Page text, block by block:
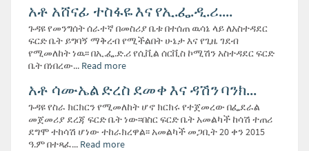
አቶ አሸናፊ ተስፋዬ እና የኢ.ፌ.ዲ.ሪ....
ጉዳዩ የመንግሰት ሰራተኛ በመስሪያ ቤቱ በተሰጠ ዉሳኔ ላይ ለአስተዳደር
ፍርድ ቤት ይግባኝ ማቅረብ የሚችልበት ሁኔታ እና የጊዜ ገደብ
የሚመለከት ነዉ፡፡ በኢ.ፌ.ድ.ሪ የሲቪል ሰርቪስ ኮሚሽን አስተዳደር ፍርድ
ቤት በነበረው... Read more
አቶ ሳሙኤል ድረስ ደመቀ እና ዳሽን ባንክ...
ጉዳዩ የስራ ክርክርን የሚመለከት ሆኖ ክርክሩ የተጀመረው በፌደራል
መጀመሪያ ደረጃ ፍርድ ቤት ነው፡፡በስር ፍርድ ቤት አመልካች ከሳሽ ተጠሪ
ደግሞ ተከሳሽ ሆነው ተከራክረዋል፡፡ አመልካች መጋቢት 20 ቀን 2015
ዓ.ም በተጻፈ... Read more